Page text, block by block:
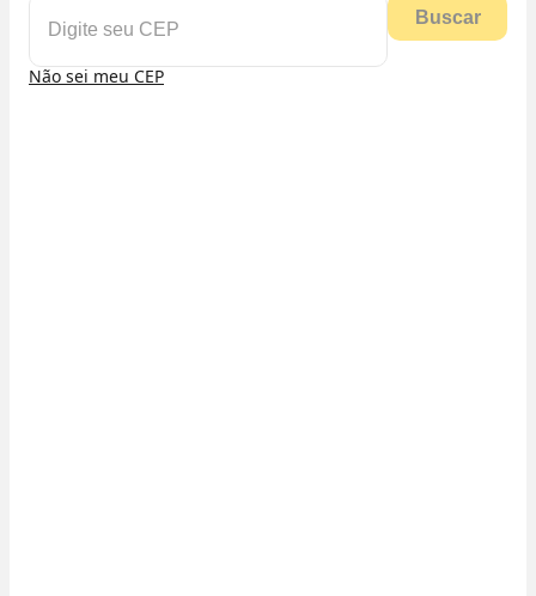
Buscar
Não sei meu CEP